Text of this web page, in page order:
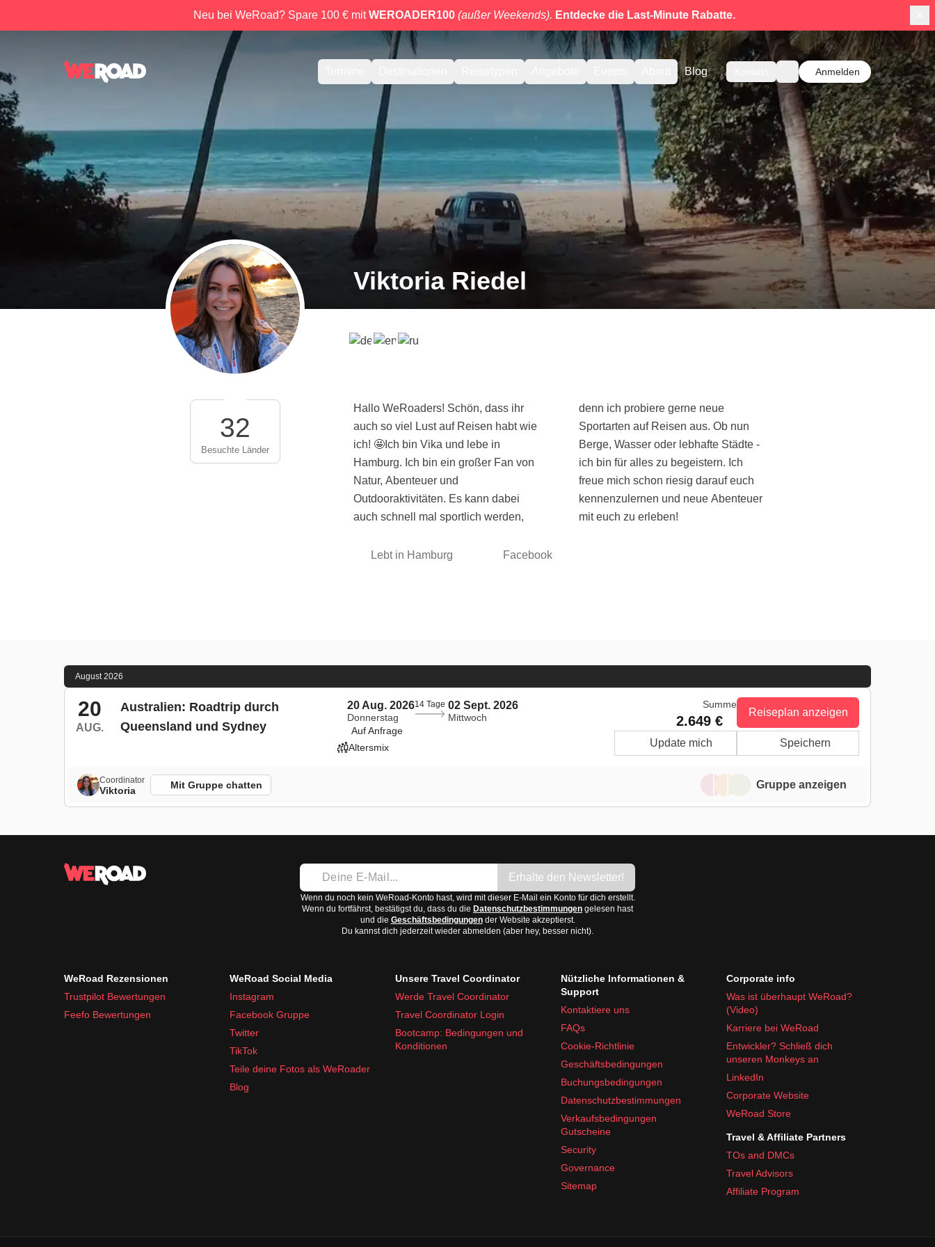
Neu bei WeRoad? Spare 100 € mitWEROADER100 (außer Weekends). Entdecke die Last-Minute Rabatte.
Blog Anmelden
Viktoria Riedel
32
Besuchte Länder
Hallo WeRoaders! Schön, dass ihr
auch so viel Lust auf Reisen habt wie
ich! 🤩Ich bin Vika und lebe in
Hamburg. Ich bin ein großer Fan von
Natur, Abenteuer und
Outdooraktivitäten. Es kann dabei
auch schnell mal sportlich werden,
denn ich probiere gerne neue
Sportarten auf Reisen aus. Ob nun
Berge, Wasser oder lebhafte Städte -
ich bin für alles zu begeistern. Ich
freue mich schon riesig darauf euch
kennenzulernen und neue Abenteuer
mit euch zu erleben!
Lebt in Hamburg Facebook
August 2026
20
AUG.
Australien: Roadtrip durch
Queensland und Sydney
20 Aug. 2026
Donnerstag
14 Tage 02 Sept. 2026
Mittwoch
Auf Anfrage
Altersmix
Summe
2.649 €
Reiseplan anzeigen
Update mich Speichern
Coordinator
Viktoria Mit Gruppe chatten Gruppe anzeigen
Erhalte den Newsletter!
Wenn du noch kein WeRoad-Konto hast, wird mit dieser E-Mail ein Konto für dich erstellt.
Wenn du fortfährst, bestätigst du, dass du die Datenschutzbestimmungen gelesen hast
und die Geschäftsbedingungender Website akzeptierst.
Du kannst dich jederzeit wieder abmelden (aber hey, besser nicht).
WeRoad Rezensionen
Trustpilot Bewertungen
Feefo Bewertungen
WeRoad Social Media
Instagram
Facebook Gruppe
Twitter
TikTok
Teile deine Fotos als WeRoader
Blog
Unsere Travel Coordinator
Werde Travel Coordinator
Travel Coordinator Login
Bootcamp: Bedingungen und
Konditionen
Nützliche Informationen &
Support
Kontaktiere uns
FAQs
Cookie-Richtlinie
Geschäftsbedingungen
Buchungsbedingungen
Datenschutzbestimmungen
Verkaufsbedingungen
Gutscheine
Security
Governance
Sitemap
Corporate info
Was ist überhaupt WeRoad?
(Video)
Karriere bei WeRoad
Entwickler? Schließ dich
unseren Monkeys an
LinkedIn
Corporate Website
WeRoad Store
Travel & Affiliate Partners
TOs and DMCs
Travel Advisors
Affiliate Program